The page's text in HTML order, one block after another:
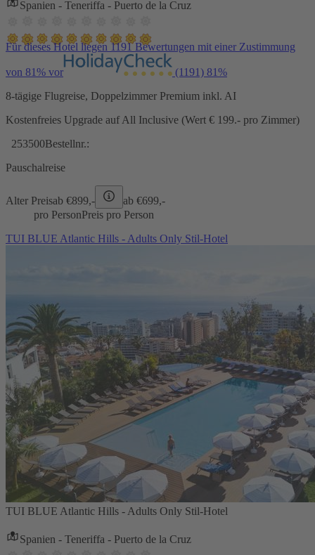
Spanien - Teneriffa - Puerto de la Cruz
Für dieses Hotel liegen 1191 Bewertungen mit einer Zustimmung
von 81% vor (1191) 81%
8-tägige Flugreise, Doppelzimmer Premium inkl. AI
Kostenfreies Upgrade auf All Inclusive (Wert € 199.- pro Zimmer)
253500Bestellnr.:
Pauschalreise
Alter Preisab €899,- ab €699,-
pro PersonPreis pro Person
TUI BLUE Atlantic Hills - Adults Only Stil-Hotel
TUI BLUE Atlantic Hills - Adults Only Stil-Hotel
Spanien - Teneriffa - Puerto de la Cruz